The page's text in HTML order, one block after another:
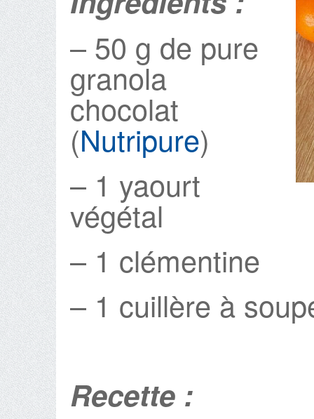
– 50 g de pure
granola
chocolat
(Nutripure)
– 1 yaourt
végétal
– 1 clémentine
– 1 cuillère à
Recette :